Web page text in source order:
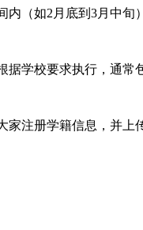
如2月底到3月中旬
学校要求执行，通常
册学籍信息，并上